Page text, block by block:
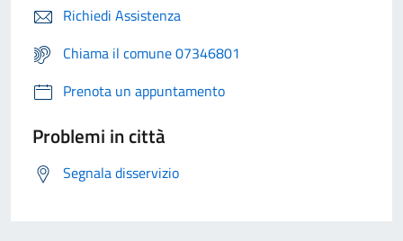
Richiedi Assistenza
Chiama il comune 07346801
Prenota un appuntamento
Problemi in città
Segnala disservizio